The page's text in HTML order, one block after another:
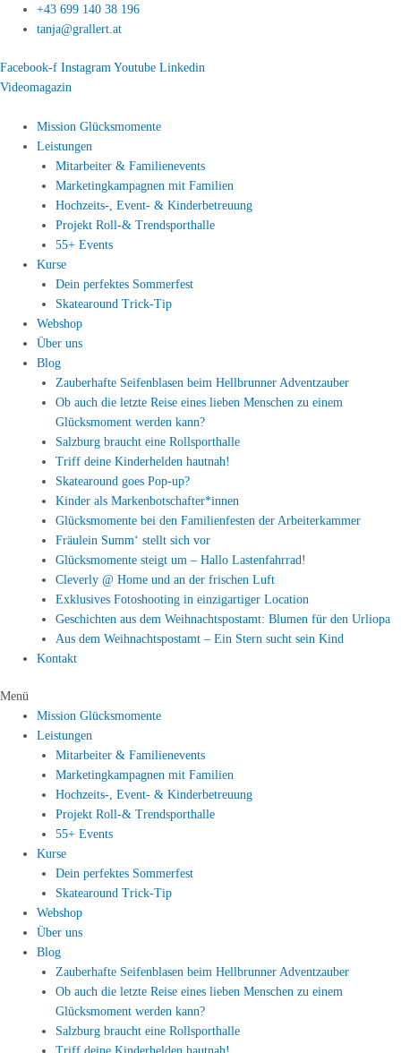
Inhalt
+43 699 140 38 196
tanja@grallert.at
Facebook-f Instagram Youtube Linkedin
Videomagazin
Mission Glücksmomente
Leistungen
Mitarbeiter & Familienevents
Marketingkampagnen mit Familien
Hochzeits-, Event- & Kinderbetreuung
Projekt Roll-& Trendsporthalle
55+ Events
Kurse
Dein perfektes Sommerfest
Skatearound Trick-Tip
Webshop
Über uns
Blog
Zauberhafte Seifenblasen beim Hellbrunner Adventzauber
Ob auch die letzte Reise eines lieben Menschen zu einem
Glücksmoment werden kann?
Salzburg braucht eine Rollsporthalle
Triff deine Kinderhelden hautnah!
Skatearound goes Pop-up?
Kinder als Markenbotschafter*innen
Glücksmomente bei den Familienfesten der Arbeiterkammer
Fräulein Summ‘ stellt sich vor
Glücksmomente steigt um – Hallo Lastenfahrrad!
Cleverly @ Home und an der frischen Luft
Exklusives Fotoshooting in einzigartiger Location
Geschichten aus dem Weihnachtspostamt: Blumen für den Urliopa
Aus dem Weihnachtspostamt – Ein Stern sucht sein Kind
Kontakt
Menü
Mission Glücksmomente
Leistungen
Mitarbeiter & Familienevents
Marketingkampagnen mit Familien
Hochzeits-, Event- & Kinderbetreuung
Projekt Roll-& Trendsporthalle
55+ Events
Kurse
Dein perfektes Sommerfest
Skatearound Trick-Tip
Webshop
Über uns
Blog
Zauberhafte Seifenblasen beim Hellbrunner Adventzauber
Ob auch die letzte Reise eines lieben Menschen zu einem
Glücksmoment werden kann?
Salzburg braucht eine Rollsporthalle